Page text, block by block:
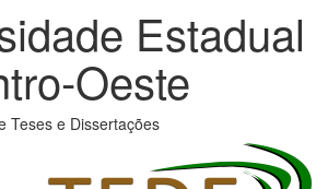
Estadual
Oeste
Teses e Dissertações